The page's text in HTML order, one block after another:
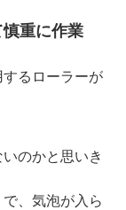
重に作業
るローラーが
のかと思いき
、気泡が入ら